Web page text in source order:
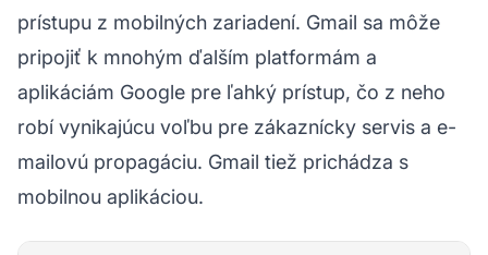
prístupu z mobilných zariadení. Gmail sa môže
pripojiť k mnohým ďalším platformám a
aplikáciám Google pre ľahký prístup, čo z neho
robí vynikajúcu voľbu pre zákaznícky servis a e-
mailovú propagáciu. Gmail tiež prichádza s
mobilnou aplikáciou.